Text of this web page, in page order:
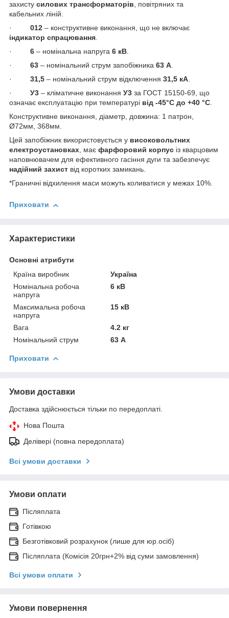
захисту силових трансформаторів, повітряних та
кабельних ліній.
· 012 – конструктивне виконання, що не включає
індикатор спрацювання.
· 6 – номінальна напруга 6 кВ.
· 63 – номінальний струм запобіжника 63 А.
· 31,5 – номінальний струм відключення 31,5 кА.
· У3 – кліматичне виконання У3 за ГОСТ 15150-69, що
означає експлуатацію при температурі від -45°С до +40 °С.
Конструктивне виконання, діаметр, довжина: 1 патрон,
Ø72мм, 368мм.
Цей запобіжник використовується у високовольтних
електроустановках, має фарфоровий корпус із кварцовим
наповнювачем для ефективного гасіння дуги та забезпечує
надійний захист від коротких замикань.
*Граничні відхилення маси можуть коливатися у межах 10%.
Приховати
Характеристики
Основні атрибути
Країна виробник
Україна
Номінальна робоча
напруга
6 кВ
Максимальна робоча
напруга
15 кВ
Вага
4.2 кг
Номінальний струм
63 А
Приховати
Умови доставки
Доставка здійснюється тільки по передоплаті.
Нова Пошта
Делівері (повна передоплата)
Всі умови доставки
Умови оплати
Післяплата
Готівкою
Безготівковий розрахунок (лише для юр.осіб)
Післяплата (Комісія 20грн+2% від суми замовлення)
Всі умови оплати
Умови повернення